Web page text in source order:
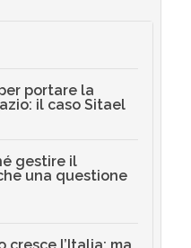
portare la
il caso Sitael
gestire il
una questione